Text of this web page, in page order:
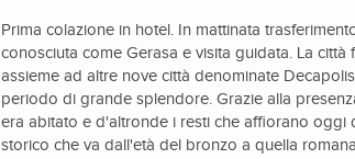
Prima colazione in hotel. In mattinata
conosciuta come Gerasa e visita guidata. La
assieme ad altre nove città denominate
periodo di grande splendore. Grazie alla
era abitato e d'altronde i resti che affiorano
storico che va dall'età del bronzo a quella